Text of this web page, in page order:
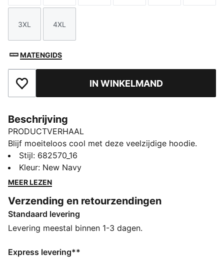
Maat
3XL
Maat
4XL
MATENGIDS
Toegevoegd aan favorietenIN WINKELMAND
Beschrijving
PRODUCTVERHAAL
Blijf moeiteloos cool met deze veelzijdige hoodie.
Perfect voor elk avontuur met het iconische PUMA
No. 1 logo, de verstelbare capuchon en geribde
manchetten en zoom. Straal je unieke stijl uit en maak
ALLE INS EN OUTS
Gemaakt van minstens 50% gerecyclede materialen
DETAILS
Fleece
Stijl: 682570_16
Kleur: New Navy
MEER LEZEN
Verzending en retourzendingen
Standaard levering
Levering meestal binnen 1-3 dagen.
Express levering**